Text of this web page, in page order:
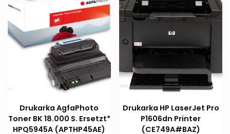
Drukarka AgfaPhoto
Toner BK 18.000 S. Ersetzt*
HPQ5945A (APTHP45AE)
Drukarka HP LaserJet Pro
P1606dn Printer
(CE749A#BAZ)